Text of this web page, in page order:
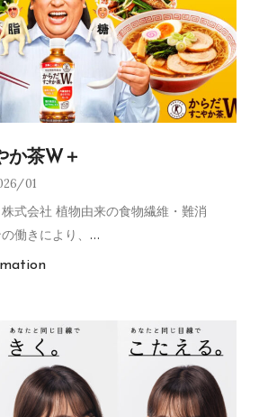
か茶W＋
01
式会社 植物由来の食物繊維・難消
働きにより、 …